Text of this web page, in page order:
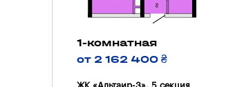
1-комнатная
от 2 162 400 ₴
ЖК «Альтаир-3», 5 секция